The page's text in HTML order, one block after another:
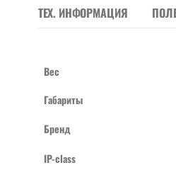
ТЕХ. ИНФОРМАЦИЯ
Вес
Габариты
Бренд
IP-class